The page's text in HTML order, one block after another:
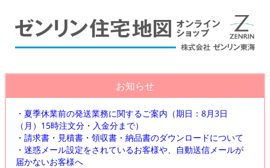
お知らせ
・夏季休業前の発送業務に関するご案内（期日：8月3日
（月）15時注文分・入金分まで）
・請求書・見積書・領収書・納品書のダウンロードについて
・迷惑メール設定をされているお客様や、自動送信メールが
届かないお客様へ